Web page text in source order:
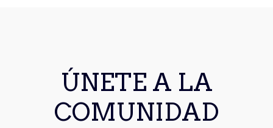
ÚNETE A LA
COMUNIDAD